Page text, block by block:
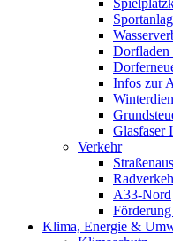
Dorfladen
Infos zur
Glasfaser
Verkehr
A33-Nord
Klima, Energie &